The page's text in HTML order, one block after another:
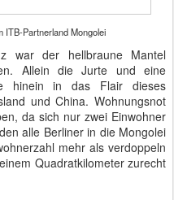
ITB-Partnerland Mongolei
war der hellbraune Mantel
Allein die Jurte und eine
hinein in das Flair dieses
und China. Wohnungsnot
da sich nur zwei Einwohner
alle Berliner in die Mongolei
mehr als verdoppeln
Quadratkilometer zurecht